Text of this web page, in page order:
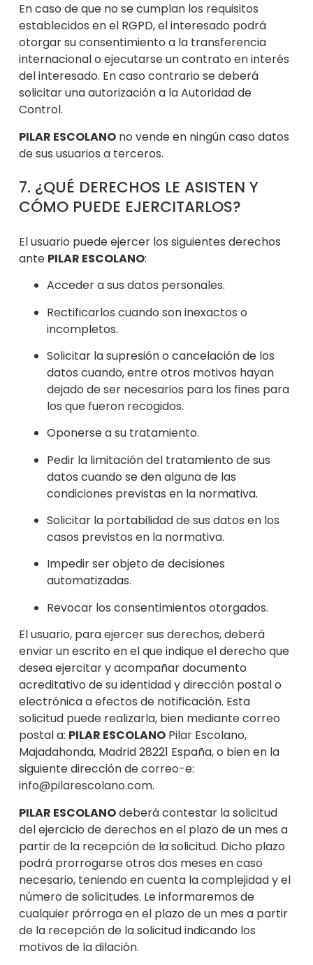
En caso de que no se cumplan los requisitos
establecidos en el RGPD, elinteresado podrá
otorgar su consentimiento a la transferencia
internacional o ejecutarse un contrato en interés
del interesado. En caso contrario se deberá
solicitar una autorización a la Autoridad de
Control.
PILAR ESCOLANOno vende en ningún caso datos
de sus usuarios a terceros.
7. ¿QUÉ DERECHOS LE ASISTEN Y
CÓMO PUEDE EJERCITARLOS?
El usuario puede ejercer los siguientes derechos
ante PILAR ESCOLANO:
Acceder a sus datos personales.
Rectificarlos cuando son inexactos o
incompletos.
Solicitar la supresión o cancelación de los
datos cuando, entre otros motivos hayan
dejado de ser necesarios para los fines para
los que fueron recogidos.
Oponerse a su tratamiento.
Pedir la limitación del tratamiento de sus
datos cuando se den alguna de las
condiciones previstas en la normativa.
Solicitar la portabilidad de sus datos en los
casos previstos en la normativa.
Impedir ser objeto de decisiones
automatizadas.
Revocar los consentimientos otorgados.
El usuario, para ejercer sus derechos, deberá
enviar un escrito en el que indiqueel derecho que
desea ejercitar y acompañar documento
acreditativo de su identidad y dirección postal o
electrónica a efectos de notificación. Esta
solicitud puede realizarla, bien mediante correo
postal a: PILAR ESCOLANOPilar Escolano,
Majadahonda, Madrid 28221 España, o bien en la
siguientedirección de correo-e:
info@pilarescolano.com.
PILAR ESCOLANOdeberá contestar la solicitud
del ejercicio de derechos en el plazo de un mes a
partir de la recepción de la solicitud. Dicho plazo
podrá prorrogarse otros dos meses en caso
necesario, teniendo en cuenta la complejidad y el
número de solicitudes. Le informaremos de
cualquier prórroga en el plazo de un mes a partir
de la recepción de la solicitud indicando los
motivos de la dilación.